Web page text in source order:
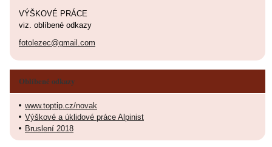
VÝŠKOVÉ PRÁCE
viz. oblíbené odkazy
fotolezec@gmail.com
Oblíbené odkazy
www.toptip.cz/novak
Výškové a úklidové práce Alpinist
Bruslení 2018